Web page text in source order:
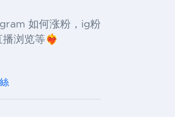
如何涨粉，ig粉
浏览等❤️‍🔥